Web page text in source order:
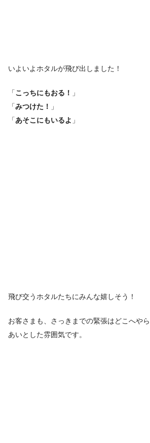
いよいよホタルが飛び出しました！
「こっちにもおる！
」
「みつけた！
」
「あそこにもいるよ 」
飛び交うホタルたちにみんな嬉しそう！
お客さまも、さっきまでの緊張はどこへや
あいとした雰囲気です。